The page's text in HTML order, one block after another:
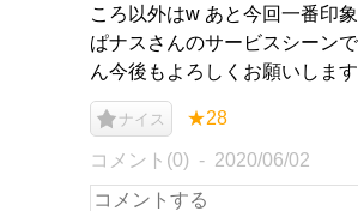
ころ以外はw あと今回一番印
ぱナスさんのサービスシーン
ん今後もよろしくお願いします
ナイス ★28
コメント(0) 2020/06/02